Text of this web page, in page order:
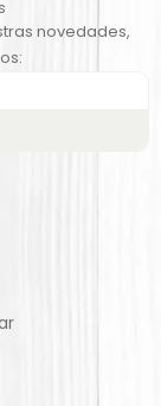
novedades,